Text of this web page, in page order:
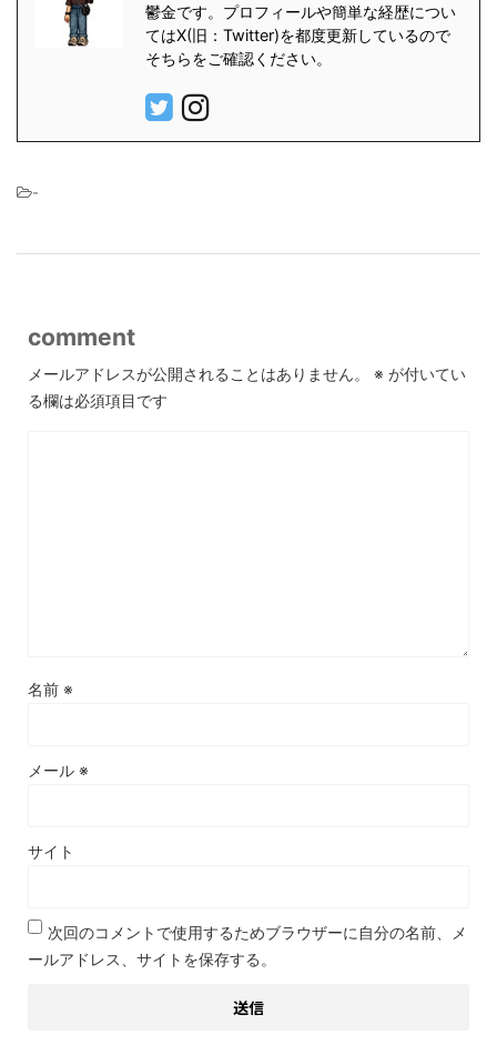
鬱金です。プロフィールや簡単な経歴につい
てはX(旧：Twitter)を都度更新しているので
そちらをご確認ください。
-
comment
メールアドレスが公開されることはありません。 ※ が付いてい
る欄は必須項目です
名前 ※
メール ※
サイト
次回のコメントで使用するためブラウザーに自分の名前、メ
ールアドレス、サイトを保存する。